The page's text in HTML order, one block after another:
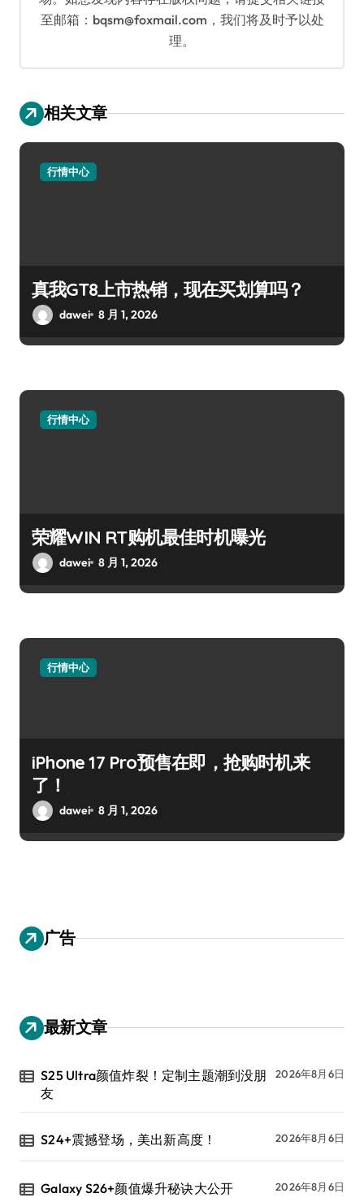
至邮箱：bqsm@foxmail.com，我们将及时予以处
理。
相关文章
行情中心
真我GT8上市热销，现在买划算吗？
dawei 8 月 1, 2026
行情中心
荣耀WIN RT购机最佳时机曝光
dawei 8 月 1, 2026
行情中心
iPhone 17 Pro预售在即，抢购时机来
了！
dawei 8 月 1, 2026
广告
最新文章
S25 Ultra颜值炸裂！定制主题潮到没朋
友
2026年8月6日
S24+震撼登场，美出新高度！ 2026年8月6日
Galaxy S26+颜值爆升秘诀大公开 2026年8月6日